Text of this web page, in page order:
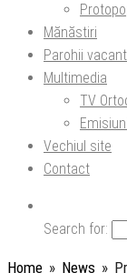
Mănăstiri
Parohii
Multimedia
TV
Vechiul site
Contact
Search for:
Home » News »